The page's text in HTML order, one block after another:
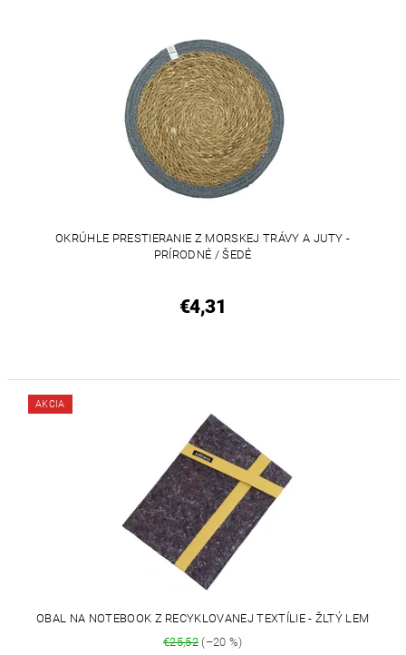
OKRÚHLE PRESTIERANIE Z MORSKEJ TRÁVY A JUTY -
PRÍRODNÉ / ŠEDÉ
€4,31
AKCIA
OBAL NA NOTEBOOK Z RECYKLOVANEJ TEXTÍLIE - ŽLTÝ LEM
€25,52(–20 %)